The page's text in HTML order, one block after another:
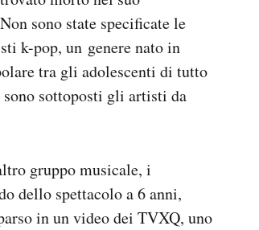
sono state specificate le
k-pop, un genere nato in
tra gli adolescenti di tutto
sono sottoposti gli artisti da
gruppo musicale, i
dello spettacolo a 6 anni,
in un video dei TVXQ, uno